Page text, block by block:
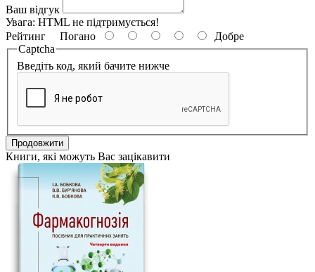
Ваш відгук
Увага: HTML не підтримується!
Рейтинг Погано
Добре
Captcha
Введіть код, який бачите нижче
Продовжити
Книги, які можуть Вас зацікавити